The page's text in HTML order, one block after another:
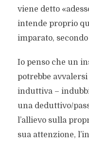
viene detto
intende proprio
imparato,
Io penso che un
potrebbe
induttiva –
una deduttivo/
l’allievo sulla
sua attenzione,